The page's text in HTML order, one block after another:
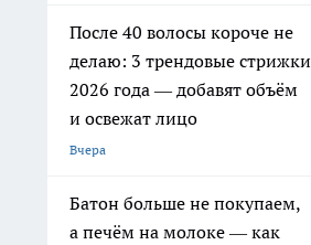
После 40 волосы короче не
делаю: 3 трендовые стрижки
2026 года — добавят объём
и освежат лицо
Вчера
Батон больше не покупаем,
а печём на молоке — как